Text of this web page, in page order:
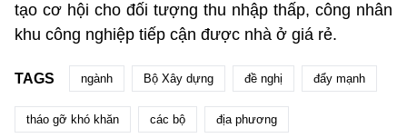
tạo cơ hội cho đối tượng thu nhập thấp, công nhân
khu công nghiệp tiếp cận được nhà ở giá rẻ.
TAGS ngành Bộ Xây dựng đề nghị đẩy mạnh
tháo gỡ khó khăn các bộ địa phương